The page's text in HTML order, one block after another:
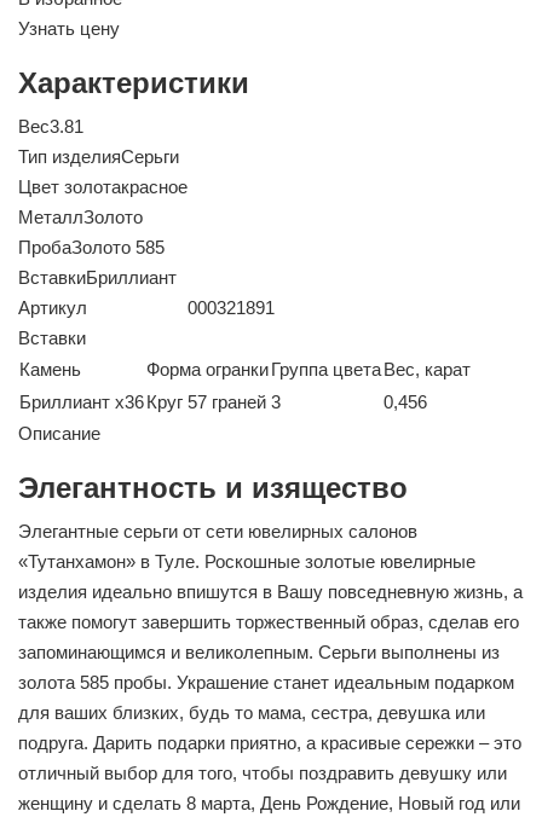
Узнать цену
Характеристики
Вес3.81
Тип изделияСерьги
Цвет золотакрасное
МеталлЗолото
ПробаЗолото 585
ВставкиБриллиант
Артикул
000321891
Вставки
Камень
Форма огранкиГруппа цветаВес, карат
Бриллиант х36Круг 57 граней 3
0,456
Описание
Элегантность и изящество
Элегантные серьги от сети ювелирных салонов
«Тутанхамон» в Туле. Роскошные золотые ювелирные
изделия идеально впишутся в Вашу повседневную жизнь, а
также помогут завершить торжественный образ, сделав его
запоминающимся и великолепным. Серьги выполнены из
золота 585 пробы. Украшение станет идеальным подарком
для ваших близких, будь то мама, сестра, девушка или
подруга. Дарить подарки приятно, а красивые сережки – это
отличный выбор для того, чтобы поздравить девушку или
женщину и сделать 8 марта, День Рождение, Новый год или